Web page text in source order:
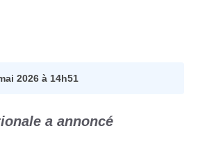
2026 à 14h51
a annoncé